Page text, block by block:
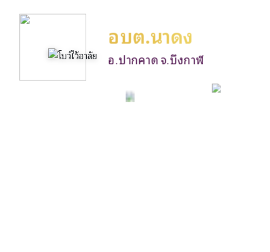
อบต.นาดง
อ.ปากคาด จ.บึงกาฬ